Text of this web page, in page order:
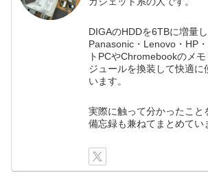
DIGAのHDDを6TBに増量し
Panasonic・Lenovo・HP
トPCやChromebookのメ
ジュールを換装して快適に
います。
実際に触って分かったこと
備忘録も兼ねてまとめてい